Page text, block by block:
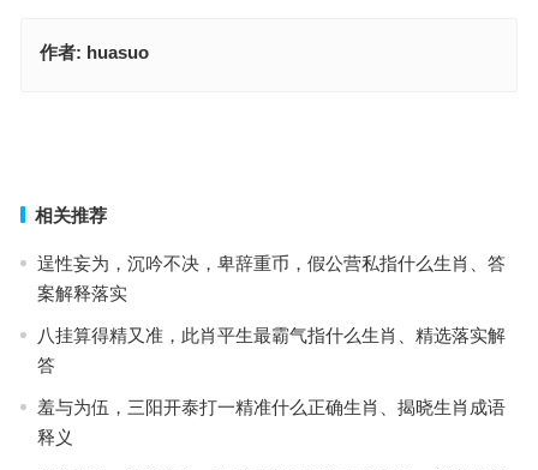
作者: huasuo
相关推荐
逞性妄为，沉吟不决，卑辞重币，假公营私指什么生肖、答
案解释落实
八挂算得精又准，此肖平生最霸气指什么生肖、精选落实解
答
羞与为伍，三阳开泰打一精准什么正确生肖、揭晓生肖成语
释义